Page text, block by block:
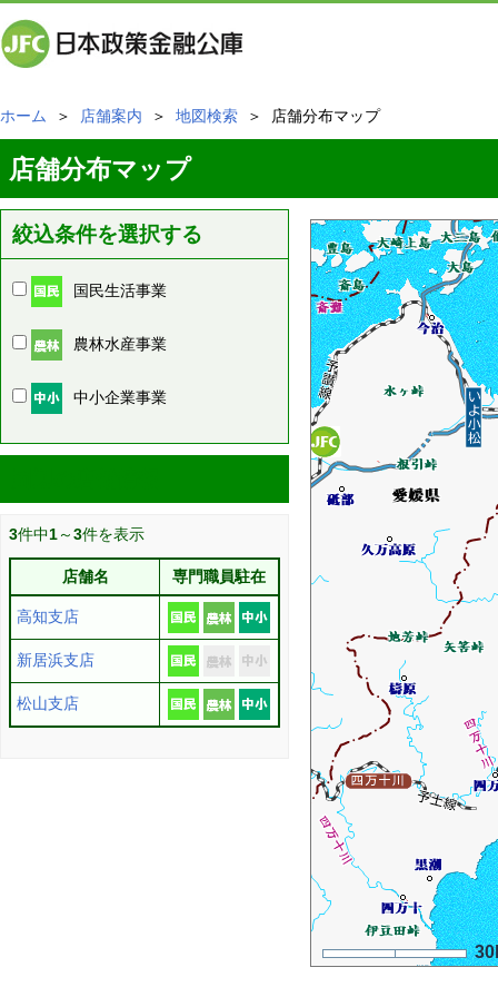
ホーム ＞ 店舗案内 ＞ 地図検索 ＞ 店舗分布マップ
店舗分布マップ
絞込条件を選択する
国民生活事業
農林水産事業
中小企業事業
3件中1～3件を表示
店舗名 専門職員駐在
高知支店
新居浜支店
松山支店